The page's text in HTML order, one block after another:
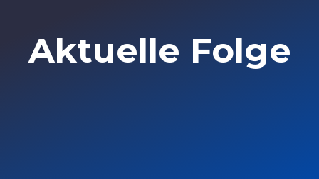
Aktuelle Folge